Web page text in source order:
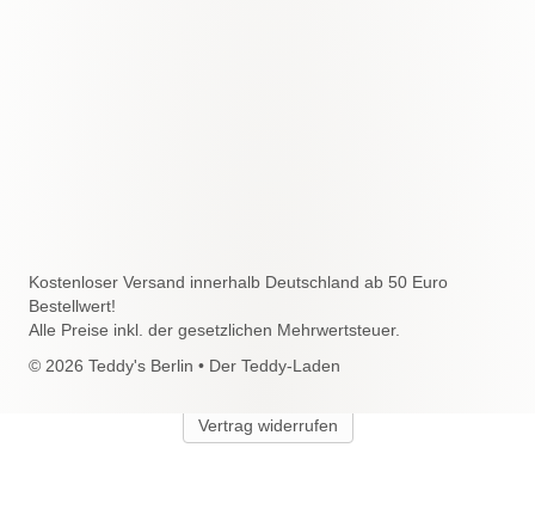
© 2026 Teddy's Berlin • Der Teddy-Laden
Kostenloser Versand innerhalb Deutschland ab 50 Euro
Bestellwert!
Alle Preise inkl. der gesetzlichen Mehrwertsteuer.
Vertrag widerrufen